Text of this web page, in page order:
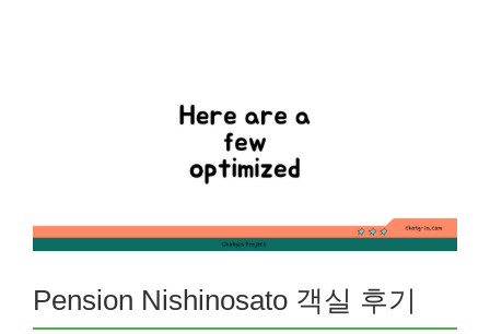
Pension Nishinosato 객실 후기